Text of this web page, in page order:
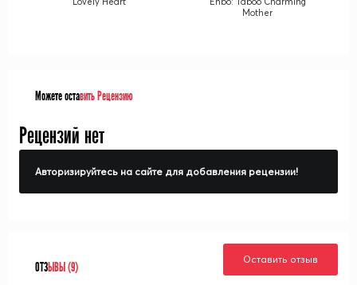
Mother
Можете оставить Рецензию
Рецензий нет
Авторизируйтесь на сайте для добавления рецензии!
ОТЗЫВЫ (9)
Оставить отзыв